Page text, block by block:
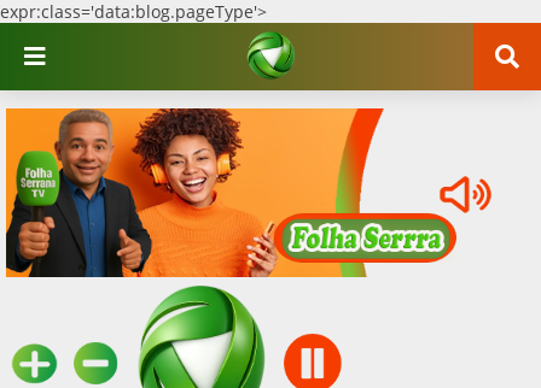
expr:class='data:blog.pageType'>